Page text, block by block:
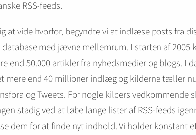
RSS-feeds.
at vide hvorfor, begyndte vi at indlæse posts fra
database med jævne mellemrum. I starten af 2005
end 50.000 artikler fra nyhedsmedier og blogs. I
mere end 40 millioner indlæg og kilderne tæller
og Tweets. For nogle kilders vedkommende
stadig ved at løbe lange lister af RSS-feeds
dem for at finde nyt indhold. Vi holder konstant